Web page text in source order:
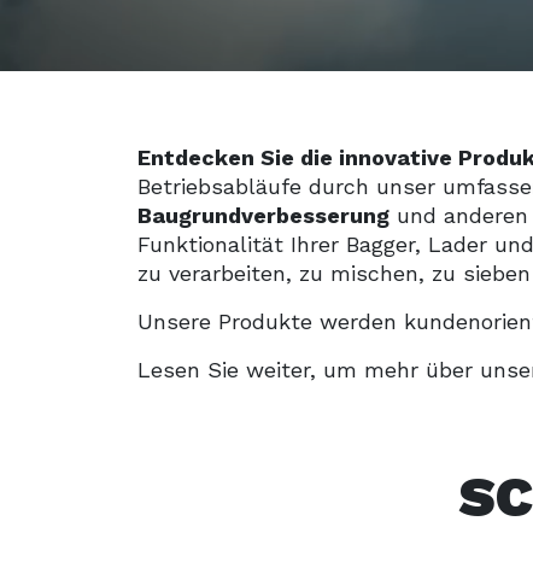
Entdecken Sie die innovative
Betriebsabläufe durch unser
Baugrundverbesserung und
Funktionalität Ihrer Bagger, Lader
zu verarbeiten, zu mischen, zu
Unsere Produkte werden
Lesen Sie weiter, um mehr über